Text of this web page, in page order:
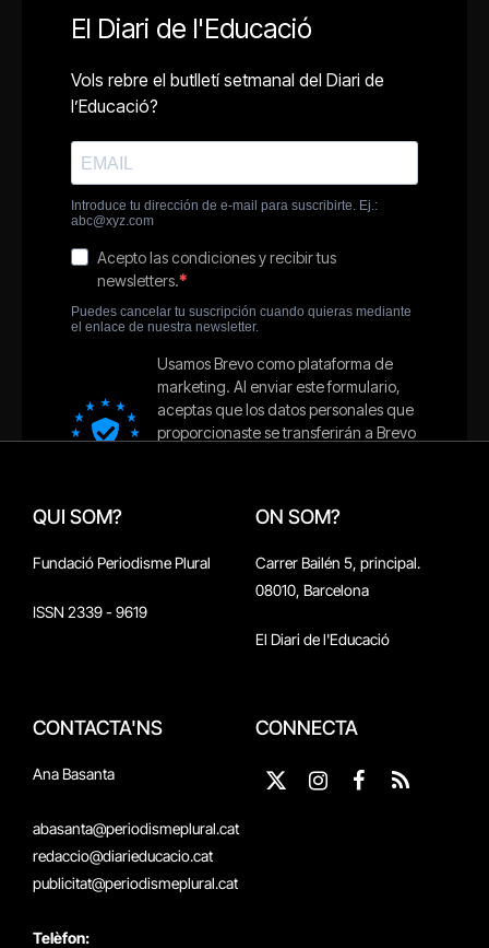
QUI SOM?
Fundació Periodisme Plural
ISSN 2339 - 9619
ON SOM?
Carrer Bailén 5, principal.
08010, Barcelona
El Diari de l'Educació
CONTACTA'NS
Ana Basanta
abasanta@periodismeplural.cat
redaccio@diarieducacio.cat
publicitat@periodismeplural.cat
Telèfon:
CONNECTA
X
Instagram
Facebook
RSS